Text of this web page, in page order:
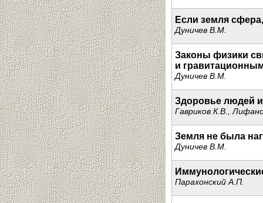
Если земля
Дуничев В.М.
Законы физики
и
Дуничев В.М.
Здоровье людей
Гавриков К.В.,
Земля не была
Дуничев В.М.
Парахонский А.П.